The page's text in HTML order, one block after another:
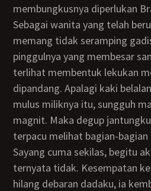
membungkusnya diperlukan
Sebagai wanita yang telah berumur, pinggangnya
memang tidak seramping
pinggulnya yang membesar
terlihat membentuk lekukan
dipandang. Apalagi kaki
mulus miliknya itu, sungguh
magnit. Maka degup
terpacu melihat bagian-bagian
Sayang cuma sekilas, begitu aku membatin. Tetapi
ternyata tidak. Kesempatan
hilang debaran dadaku, ia